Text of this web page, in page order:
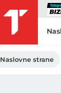
Naslovne strane